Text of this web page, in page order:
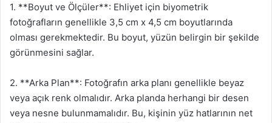
1. **Boyut ve Ölçüler**: Ehliyet için biyometrik
fotoğrafların genellikle 3,5 cm x 4,5 cm boyutlarında
olması gerekmektedir. Bu boyut, yüzün belirgin bir şekilde
görünmesini sağlar.
2. **Arka Plan**: Fotoğrafın arka planı genellikle beyaz
veya açık renk olmalıdır. Arka planda herhangi bir desen
veya nesne bulunmamalıdır. Bu, kişinin yüz hatlarının net